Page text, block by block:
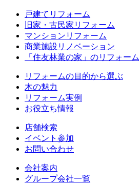
戸建てリフォーム
旧家・古民家リフォーム
マンションリフォーム
商業施設リノベーション
「住友林業の家」のリフォーム
リフォームの目的から選ぶ
木の魅力
リフォーム実例
お役立ち情報
店舗検索
イベント参加
お問い合わせ
会社案内
グループ会社一覧